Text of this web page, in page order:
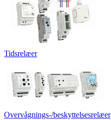
Tidsrelæer
Overvågnings-/beskyttelsesrelæer